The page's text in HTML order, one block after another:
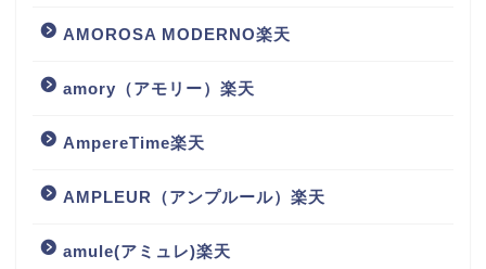
AMOROSA MODERNO楽天
amory（アモリー）楽天
AmpereTime楽天
AMPLEUR（アンプルール）楽天
amule(アミュレ)楽天